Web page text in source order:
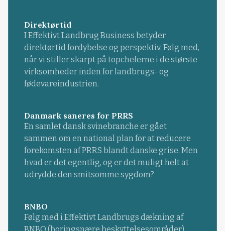
Direktørtid
I Effektivt Landbrug Business betyder
direktørtid fordybelse og perspektiv. Følg med,
når vi stiller skarpt på topcheferne i de største
virksomheder inden for landbrugs- og
fødevareindustrien.
Danmark saneres for PRRS
En samlet dansk svinebranche er gået
sammen om en national plan for at reducere
forekomsten af PRRS blandt danske grise. Men
hvad er det egentlig, og er det muligt helt at
udrydde den smitsomme sygdom?
BNBO
Følg med i Effektivt Landbrugs dækning af